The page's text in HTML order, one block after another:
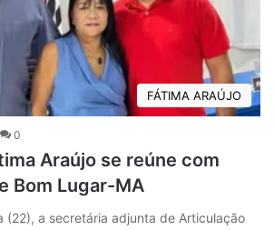
FÁTIMA ARAÚJO
0
Araújo se reúne com
Bom Lugar-MA
(22), a secretária adjunta de Articulação